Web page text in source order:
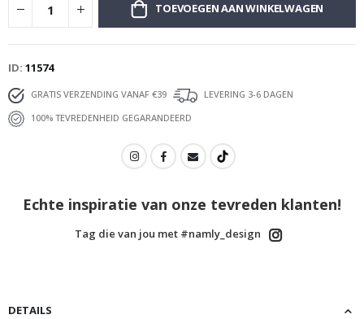
TOEVOEGEN AAN WINKELWAGEN
ID 11574
GRATIS VERZENDING VANAF €39
LEVERING 3-6 DAGEN
100% TEVREDENHEID GEGARANDEERD
Echte inspiratie van onze tevreden klanten!
Tag die van jou met #namly_design
DETAILS